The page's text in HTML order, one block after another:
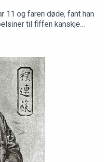
11 og faren døde, fant han
til fiffen kanskje
til familien. Siden gikk det
og tigre, til han fant noen
Herman.